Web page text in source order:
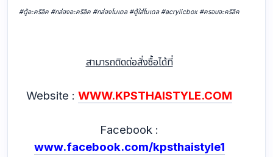
#ตู้อะคริลิค #กล่องอะคริลิค #กล่องโมเดล #ตู้ใส่โมเดล #acrylicbox #ครอบอะคริลิค
สามารถติดต่อสั่งซื้อได้ที่
Website : WWW.KPSTHAISTYLE.COM
Facebook :
www.facebook.com/kpsthaistyle1